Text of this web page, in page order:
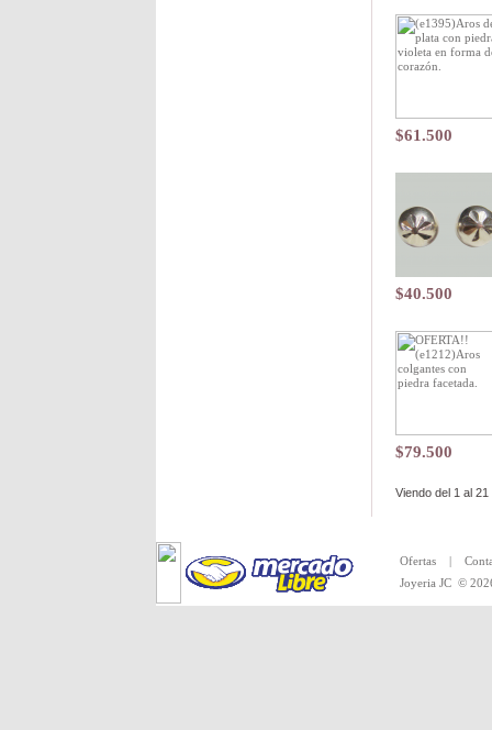
$61.500
$40.500
$79.500
Viendo del 1 al 21
Ofertas
|
Joyeria JC©